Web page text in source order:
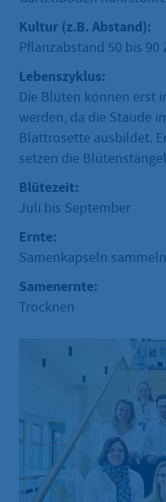
Kultur (z.B. Abstand):
Pflanzabstand 50 bis
Lebenszyklus:
Die Blüten können erst
werden, da die Staude
Blattrosette ausbildet.
setzen die
Blütezeit:
Juli bis September
Ernte:
Samenkapseln sammeln
Samenernte:
Trocknen